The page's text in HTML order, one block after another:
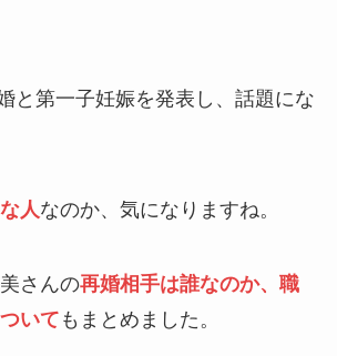
と第一子妊娠を発表し、話題にな
人 なのか、気になりますね。
さんの再婚相手は誰なのか、職
いて もまとめました。